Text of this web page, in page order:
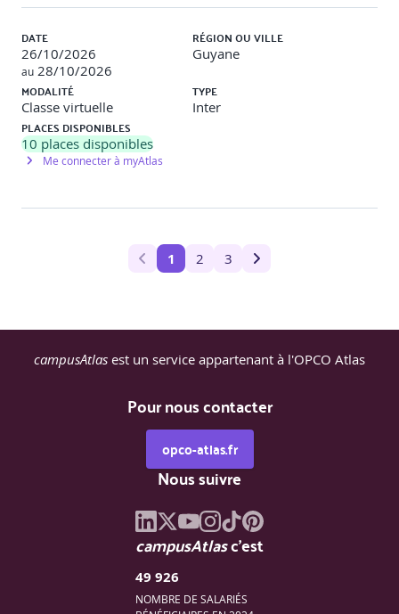
DATE
26/10/2026
au 28/10/2026
RÉGION OU VILLE
Guyane
MODALITÉ
Classe virtuelle
TYPE
Inter
PLACES DISPONIBLES
10 places disponibles
Me connecter à myAtlas
1 2 3
campusAtlas est un service appartenant à l'OPCO Atlas
Pour nous contacter
opco-atlas.fr
Nous suivre
campusAtlasc'est
49 926
NOMBRE DE SALARIÉS